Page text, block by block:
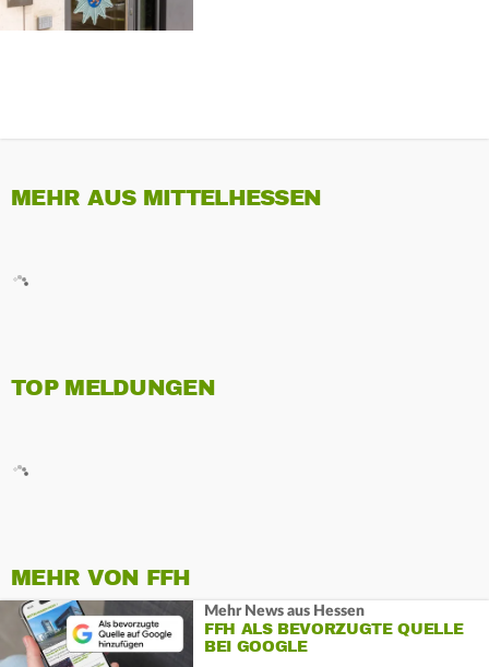
MEHR AUS MITTELHESSEN
TOP MELDUNGEN
MEHR VON FFH
Mehr News aus Hessen
FFH ALS BEVORZUGTE QUELLE
BEI GOOGLE